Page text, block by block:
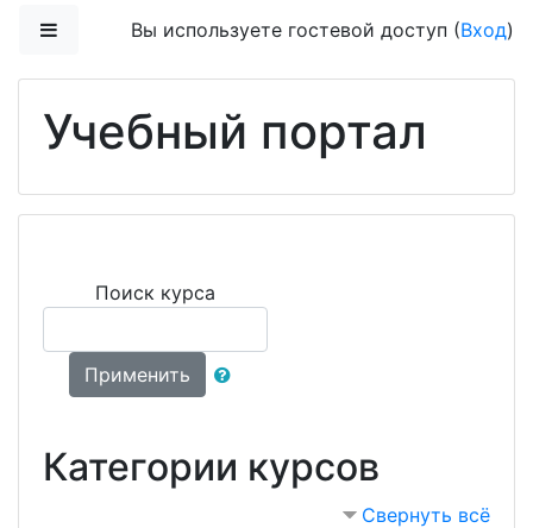
Боковая панель
Вы используете гостевой доступ (Вход)
Учебный портал
Поиск курса
Применить
Категории курсов
Свернуть всё